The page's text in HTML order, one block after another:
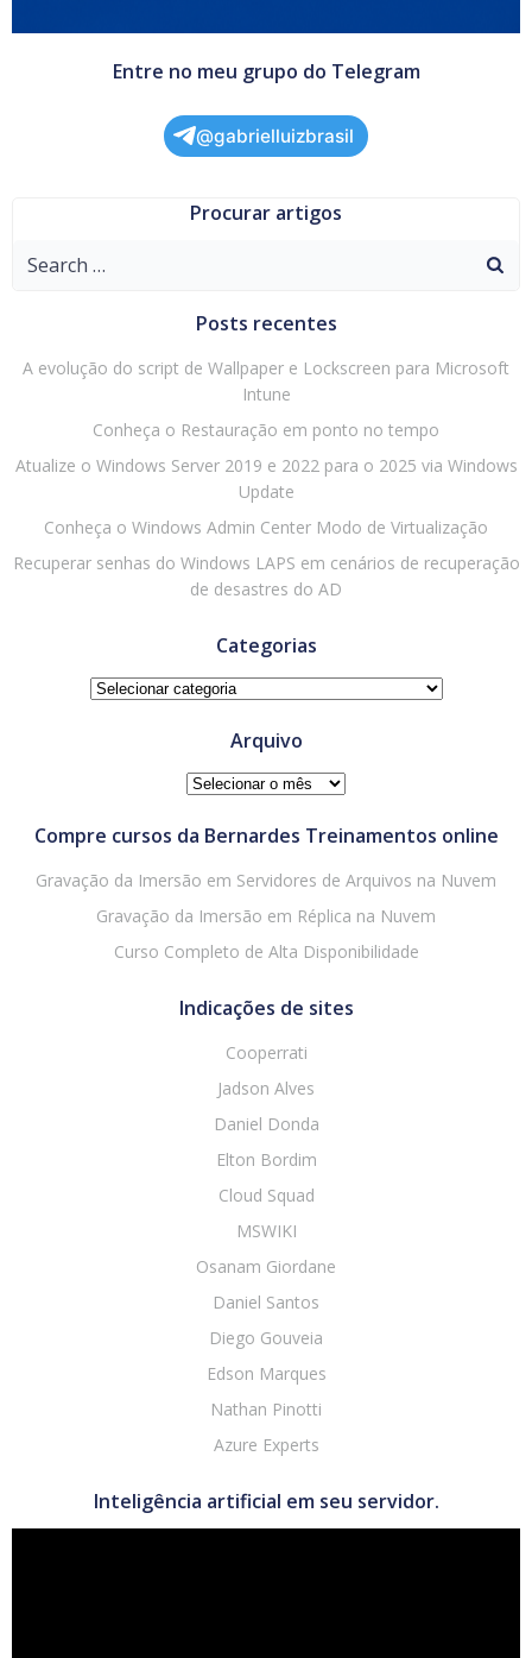
Entre no meu grupo do Telegram
@gabrielluizbrasil
Procurar artigos
Search
Posts recentes
A evolução do script de Wallpaper e Lockscreen para Microsoft
Intune
Conheça o Restauração em ponto no tempo
Atualize o Windows Server 2019 e 2022 para o 2025 via Windows
Update
Conheça o Windows Admin Center Modo de Virtualização
Recuperar senhas do Windows LAPS em cenários de recuperação
de desastres do AD
Categorias
Categorias
Arquivo
Arquivo
Compre cursos da Bernardes Treinamentos online
Gravação da Imersão em Servidores de Arquivos na Nuvem
Gravação da Imersão em Réplica na Nuvem
Curso Completo de Alta Disponibilidade
Indicações de sites
Cooperrati
Jadson Alves
Daniel Donda
Elton Bordim
Cloud Squad
MSWIKI
Osanam Giordane
Daniel Santos
Diego Gouveia
Edson Marques
Nathan Pinotti
Azure Experts
Inteligência artificial em seu servidor.